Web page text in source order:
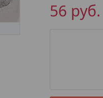
56 руб.